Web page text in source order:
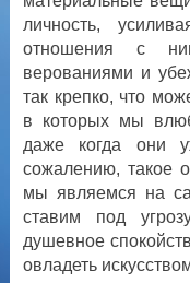
личность,
отношения с
верованиями и
так крепко, что
в которых мы
даже когда они
сожалению, такое
мы являемся на
ставим под
душевное
овладеть